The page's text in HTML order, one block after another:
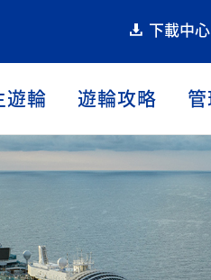
下載中心
遊輪 遊輪攻略